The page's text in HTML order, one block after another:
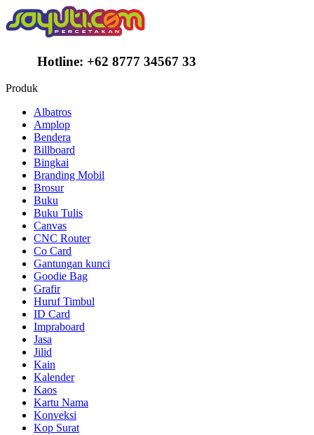
Hotline: +62 8777 34567 33
Produk
Albatros
Amplop
Bendera
Billboard
Bingkai
Branding Mobil
Brosur
Buku
Buku Tulis
Canvas
CNC Router
Co Card
Gantungan kunci
Goodie Bag
Grafir
Huruf Timbul
ID Card
Impraboard
Jasa
Jilid
Kain
Kalender
Kaos
Kartu Nama
Konveksi
Kop Surat